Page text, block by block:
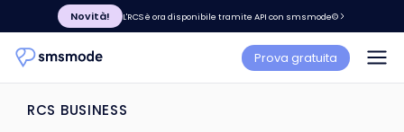
Novità! L'RCS è ora disponibile tramite API con smsmode©
Prova gratuita
RCS BUSINESS